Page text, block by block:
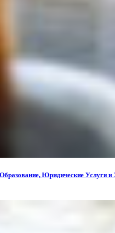
Юридические Услуги и